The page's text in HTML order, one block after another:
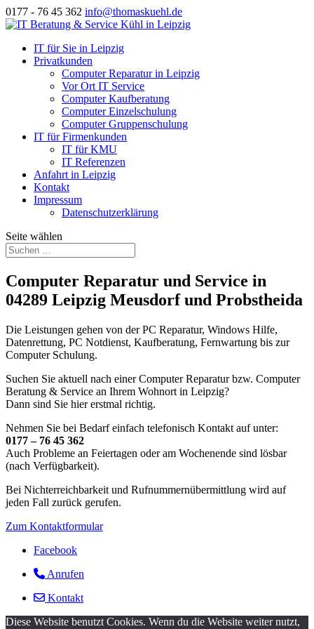
0177 - 76 45 362 info@thomaskuehl.de
IT für Sie in Leipzig
Privatkunden
Computer Reparatur in Leipzig
Vor Ort IT Service
Computer Kaufberatung
Computer Einzelschulung
Computer Gruppenschulung
IT für Firmenkunden
IT für KMU
IT Referenzen
Anfahrt in Leipzig
Kontakt
Impressum
Datenschutzerklärung
Seite wählen
Computer Reparatur und Service in
04289 Leipzig Meusdorf und Probstheida
Die Leistungen gehen von der PC Reparatur, Windows Hilfe,
Datenrettung, PC Notdienst, Kaufberatung, Fernwartung bis zur
Computer Schulung.
Suchen Sie aktuell nach einer Computer Reparatur bzw. Computer
Beratung & Service an Ihrem Wohnort in Leipzig?
Dann sind Sie hier erstmal richtig.
Nehmen Sie bei Bedarf einfach telefonisch Kontakt auf unter:
0177 – 76 45 362
Auch Probleme an Feiertagen oder am Wochenende sind lösbar
(nach Verfügbarkeit).
Bei Nichterreichbarkeit und Rufnummernübermittlung wird auf
jeden Fall zurück gerufen.
Zum Kontaktformular
Facebook
Anrufen
Kontakt
Diese Website benutzt Cookies. Wenn du die Website weiter nutzt,